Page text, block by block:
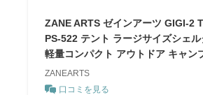
ZANE ARTS ゼインアーツ GIGI-2
PS-522 テント ラージサイズシェ
軽量コンパクト アウトドア キャン
ZANEARTS
口コミを見る